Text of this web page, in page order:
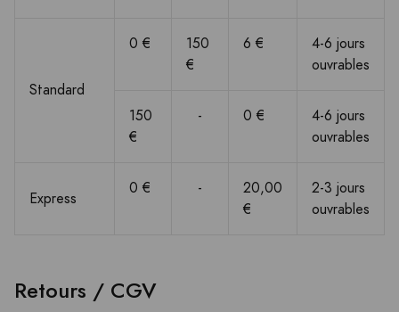
Standard
0 €
150
€
6 €
4-6 jours
ouvrables
150
€
- 0 €
4-6 jours
ouvrables
Express
0 € -
20,00
€
2-3 jours
ouvrables
Retours / CGV